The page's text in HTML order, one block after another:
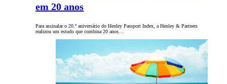
em 20 anos
Para assinalar o 20.º aniversário do Henley Passport Index, a Henley & Partners
realizou um estudo que combina 20 anos…